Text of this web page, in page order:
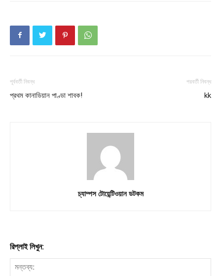
পূর্ববর্তী নিবন্ধ
প্রথম কানাডিয়ান পাণ্ডা শাবক!
পরবর্তী নিবন্ধ
kk
চ্যাম্পস টোয়েন্টিওয়ান ডটকম
রিপ্লাই লিখুন: